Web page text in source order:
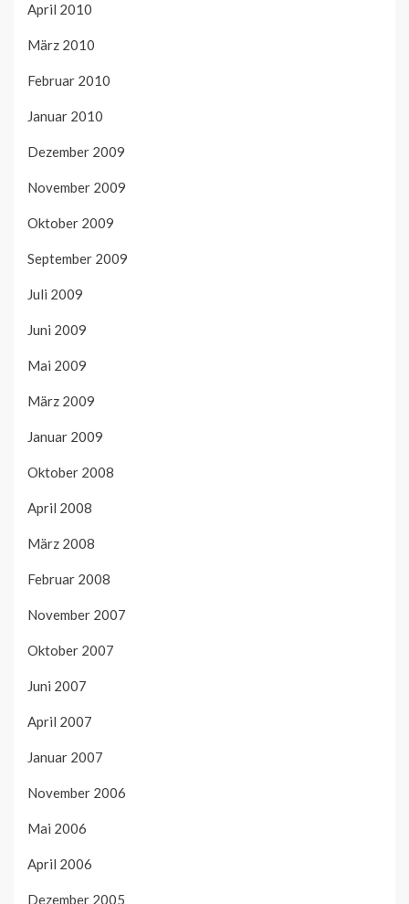
April 2010
März 2010
Februar 2010
Januar 2010
Dezember 2009
November 2009
Oktober 2009
September 2009
Juli 2009
Juni 2009
Mai 2009
März 2009
Januar 2009
Oktober 2008
April 2008
März 2008
Februar 2008
November 2007
Oktober 2007
Juni 2007
April 2007
Januar 2007
November 2006
Mai 2006
April 2006
Dezember 2005